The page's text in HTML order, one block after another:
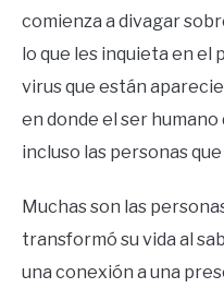
comienza a divagar
lo que les inquieta en el
virus que están
en donde el ser
incluso las personas
Muchas son las
transformó su vida al
una conexión a una